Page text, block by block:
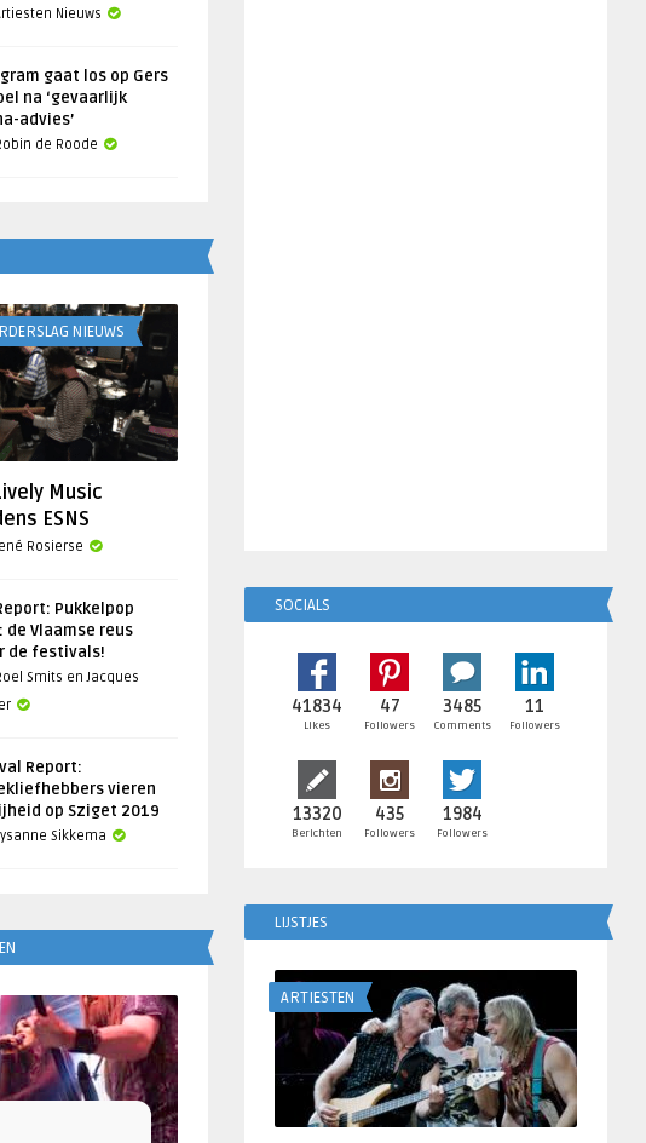
Nieuws
gaat los op Gers
na ‘gevaarlijk
advies’
de Roode
NIEUWS
Music
ESNS
Rosierse
Pukkelpop
de Vlaamse reus
de festivals!
Smits en Jacques
Report:
vieren
op Sziget 2019
Sikkema
SOCIALS
41834
Likes
47
Followers
3485
Comments
11
Followers
13320
Berichten
435
Followers
1984
Followers
LIJSTJES
ARTIESTEN